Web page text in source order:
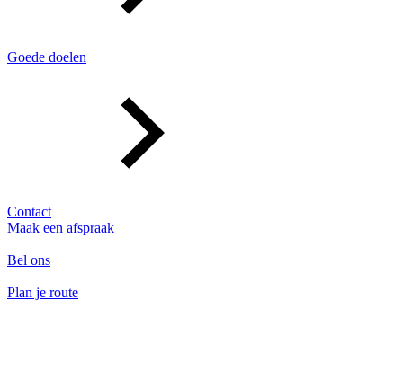
Goede doelen
Contact
Maak een afspraak
Bel ons
Plan je route